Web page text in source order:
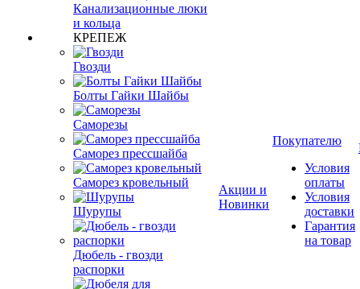
Канализационные люки
и кольца
КРЕПЕЖ
Гвозди
Болты Гайки Шайбы
Саморезы
Саморез прессшайба
Саморез кровельный
Шурупы
Дюбель - гвозди
распорки
Акции и
Новинки
Покупателю
Условия
оплаты
Условия
доставки
Гарантия
на товар